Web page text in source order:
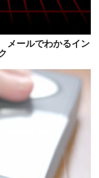
ールでわかるイン